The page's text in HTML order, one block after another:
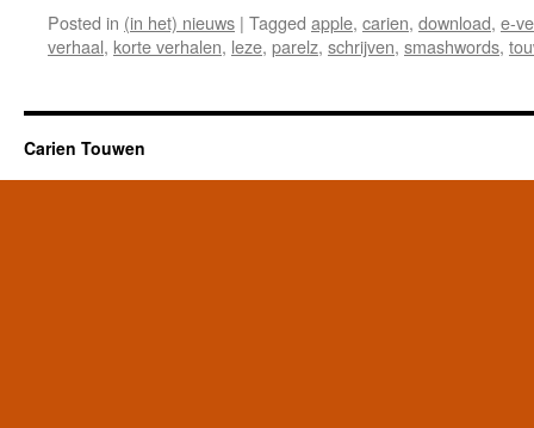
Posted in (in het) nieuws | Tagged apple, carien, download, e-
verhaal, korte verhalen, leze, parelz, schrijven, smashwords,
Carien Touwen